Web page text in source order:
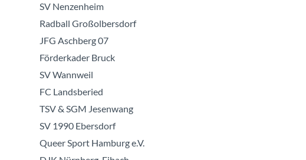
SV Nenzenheim
Radball Großolbersdorf
JFG Aschberg 07
Förderkader Bruck
SV Wannweil
FC Landsberied
TSV & SGM Jesenwang
SV 1990 Ebersdorf
Queer Sport Hamburg e.V.